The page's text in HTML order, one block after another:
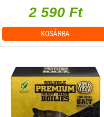
2 590 Ft
KOSÁRBA